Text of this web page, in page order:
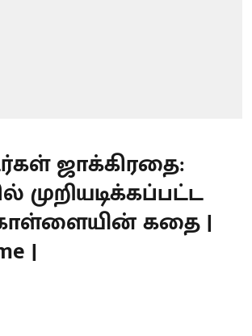
ஜாக்கிரதை:
முறியடிக்கப்பட்ட
கதை |
|